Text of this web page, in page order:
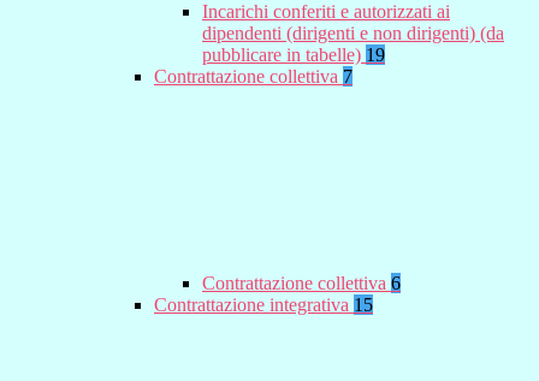
Incarichi conferiti e autorizzati ai
dipendenti (dirigenti e non dirigenti) (da
pubblicare in tabelle) 19
Contrattazione collettiva 7
Contrattazione collettiva 6
Contrattazione integrativa 15